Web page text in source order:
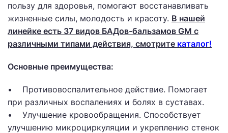
пользу для здоровья, помогают восстанавливать
жизненные силы, молодость и красоту. В нашей
линейке есть 37 видов БАДов-бальзамов GM с
различными типами действия, смотрите каталог!
Основные преимущества:
• Противовоспалительное действие. Помогает
при различных воспалениях и болях в суставах.
• Улучшение кровообращения. Способствует
улучшению микроциркуляции и укреплению стенок